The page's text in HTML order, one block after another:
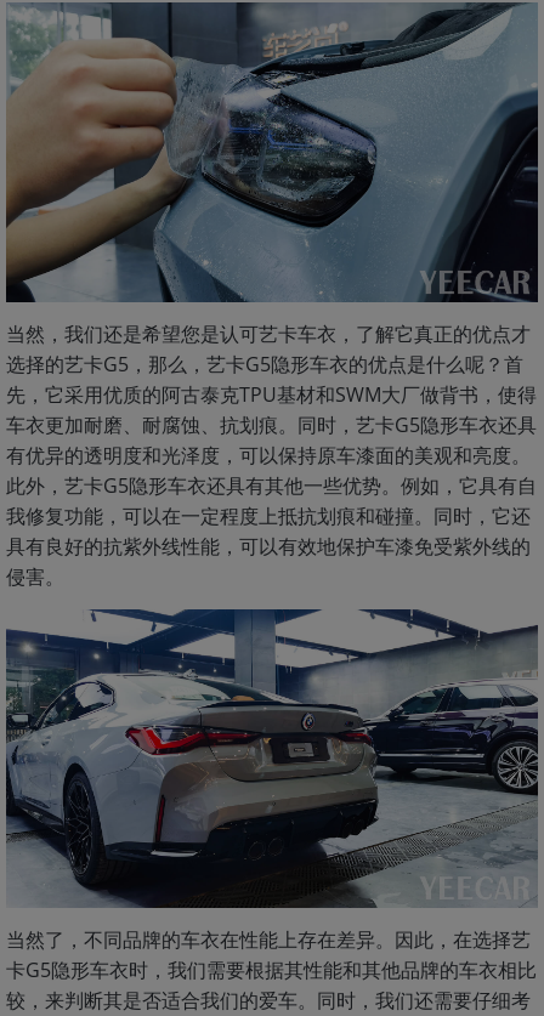
当然，我们还是希望您是认可艺卡车衣，了解它真正的优点才
选择的艺卡G5，那么，艺卡G5隐形车衣的优点是什么呢？首
先，它采用优质的阿古泰克TPU基材和SWM大厂做背书，使得
车衣更加耐磨、耐腐蚀、抗划痕。同时，艺卡G5隐形车衣还具
有优异的透明度和光泽度，可以保持原车漆面的美观和亮度。
此外，艺卡G5隐形车衣还具有其他一些优势。例如，它具有自
我修复功能，可以在一定程度上抵抗划痕和碰撞。同时，它还
具有良好的抗紫外线性能，可以有效地保护车漆免受紫外线的
侵害。
当然了，不同品牌的车衣在性能上存在差异。因此，在选择艺
卡G5隐形车衣时，我们需要根据其性能和其他品牌的车衣相比
较，来判断其是否适合我们的爱车。同时，我们还需要仔细考